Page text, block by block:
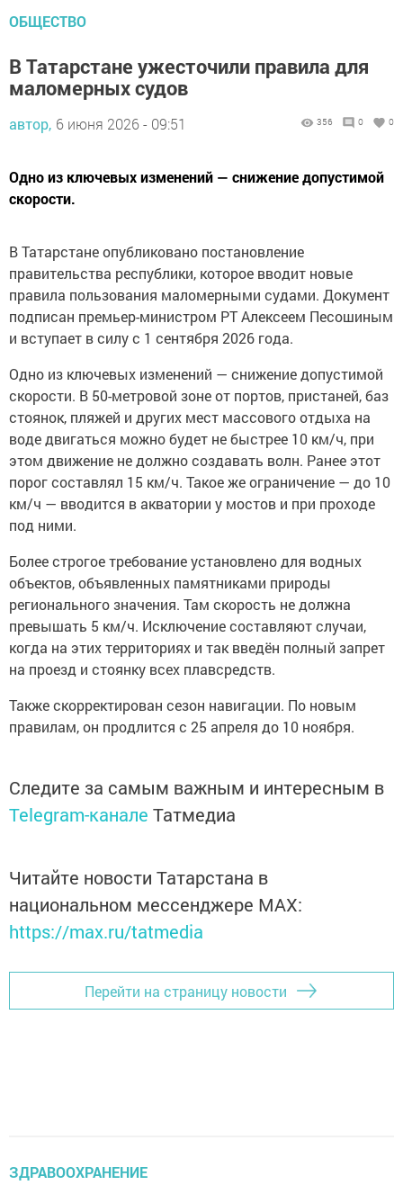
ОБЩЕСТВО
В Татарстане ужесточили правила для
маломерных судов
автор, 6 июня 2026 - 09:51 356 0 0
Одно из ключевых изменений — снижение допустимой
скорости.
В Татарстане опубликовано постановление
правительства республики, которое вводит новые
правила пользования маломерными судами. Документ
подписан премьер-министром РТ Алексеем Песошиным
и вступает в силу с 1 сентября 2026 года.
Одно из ключевых изменений — снижение допустимой
скорости. В 50-метровой зоне от портов, пристаней, баз
стоянок, пляжей и других мест массового отдыха на
воде двигаться можно будет не быстрее 10 км/ч, при
этом движение не должно создавать волн. Ранее этот
порог составлял 15 км/ч. Такое же ограничение — до 10
км/ч — вводится в акватории у мостов и при проходе
под ними.
Более строгое требование установлено для водных
объектов, объявленных памятниками природы
регионального значения. Там скорость не должна
превышать 5 км/ч. Исключение составляют случаи,
когда на этих территориях и так введён полный запрет
на проезд и стоянку всех плавсредств.
Также скорректирован сезон навигации. По новым
правилам, он продлится с 25 апреля до 10 ноября.
Следите за самым важным и интересным в
Telegram-канале Татмедиа
Читайте новости Татарстана в
национальном мессенджере MАХ:
https://max.ru/tatmedia
Перейти на страницу новости
ЗДРАВООХРАНЕНИЕ